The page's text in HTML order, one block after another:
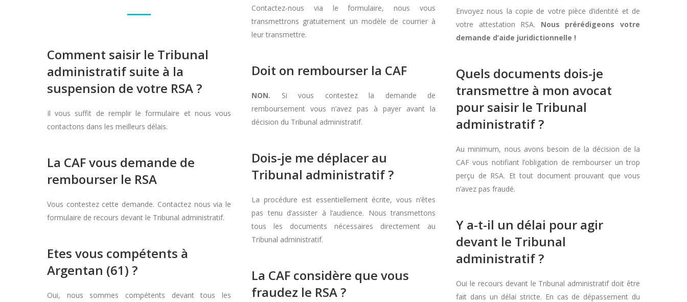
Comment saisir le Tribunal
administratif suite à la
suspension de votre RSA ?
Il vous suffit de remplir le formulaire et nous vous
contactons dans les meilleurs délais.
La CAF vous demande de
rembourser le RSA
Vous contestez cette demande. Contactez nous via le
formulaire de recours devant le Tribunal administratif.
Etes vous compétents à
Argentan (61) ?
Oui, nous sommes compétents devant tous les
Contactez-nous via le formulaire, nous vous
transmettrons gratuitement un modèle de courrier à
leur transmettre.
Doit on rembourser la CAF
NON. Si vous contestez la demande de
remboursement vous n’avez pas à payer avant la
décision du Tribunal administratif.
Dois-je me déplacer au
Tribunal administratif ?
La procédure est essentiellement écrite, vous n’êtes
pas tenu d’assister à l’audience. Nous transmettons
tous les documents nécessaires directement au
Tribunal administratif.
La CAF considère que vous
fraudez le RSA ?
Envoyez nous la copie de votre pièce d’identité et de
votre attestation RSA. Nous prérédigeons votre
demande d’aide juridictionnelle !
Quels documents dois-je
transmettre à mon avocat
pour saisir le Tribunal
administratif ?
Au minimum, nous avons besoin de la décision de la
CAF vous notifiant l’obligation de rembourser un trop
perçu de RSA. Et tout document prouvant que vous
n’avez pas fraudé.
Y a-t-il un délai pour agir
devant le Tribunal
administratif ?
Oui le recours devant le Tribunal administratif doit être
fait dans un délai stricte. En cas de dépassement du